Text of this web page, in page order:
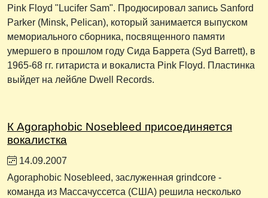
Pink Floyd "Lucifer Sam". Продюсировал запись Sanford
Parker (Minsk, Pelican), который занимается выпуском
мемориального сборника, посвященного памяти
умершего в прошлом году Сида Баррета (Syd Barrett), в
1965-68 гг. гитариста и вокалиста Pink Floyd. Пластинка
выйдет на лейбле Dwell Records.
К Agoraphobic Nosebleed присоединяется
вокалистка
14.09.2007
Agoraphobic Nosebleed, заслуженная grindcore -
команда из Массачуссетса (США) решила несколько